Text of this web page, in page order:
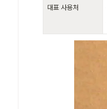
대표 사용처